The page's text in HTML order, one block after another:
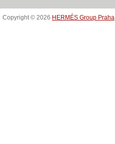
Copyright © 2026 HERMÉS Group Praha